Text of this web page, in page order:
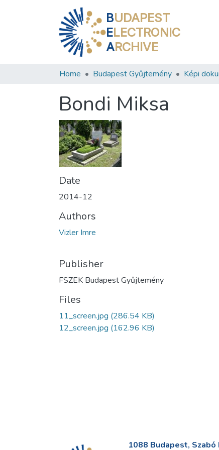
BUDAPEST
ELECTRONIC
ARCHIVE
Home Budapest Gyűjtemény Képi
Bondi Miksa
Date
2014-12
Authors
Vizler Imre
Publisher
FSZEK Budapest Gyűjtemény
Files
11_screen.jpg (286.54 KB)
12_screen.jpg (162.96 KB)
1088 Budapest, Szabó